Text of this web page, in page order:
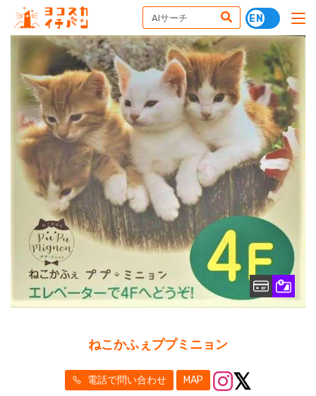
ねこかふぇププミニョン
電話で問い合わせ MAP